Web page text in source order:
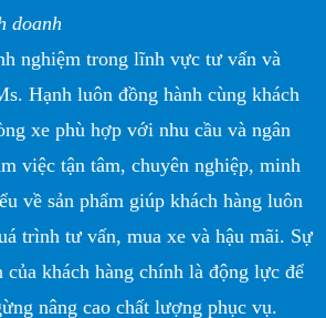
doanh
nghiệm trong lĩnh vực tư vấn và
Hạnh luôn đồng hành cùng khách
xe phù hợp với nhu cầu và ngân
việc tận tâm, chuyên nghiệp, minh
về sản phẩm giúp khách hàng luôn
trình tư vấn, mua xe và hậu mãi. Sự
khách hàng chính là động lực để
nâng cao chất lượng phục vụ.